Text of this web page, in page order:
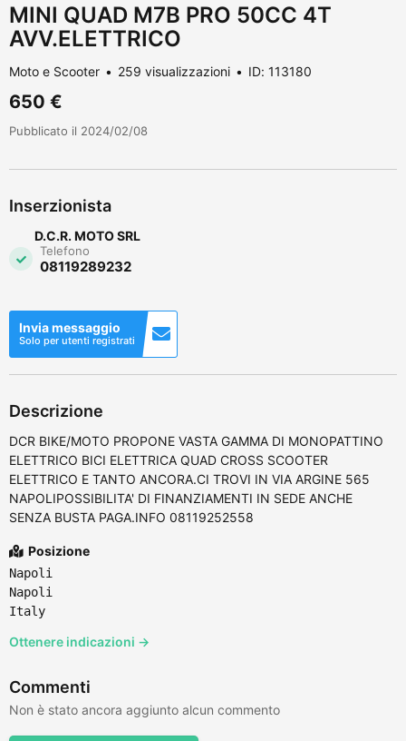
MINI QUAD M7B PRO 50CC 4T
AVV.ELETTRICO
Moto e Scooter 259 visualizzazioni ID: 113180
650 €
Pubblicato il 2024/02/08
Inserzionista
D.C.R. MOTO SRL
Telefono
08119289232
Invia messaggio
Solo per utenti registrati
Descrizione
DCR BIKE/MOTO PROPONE VASTA GAMMA DI MONOPATTINO
ELETTRICO BICI ELETTRICA QUAD CROSS SCOOTER
ELETTRICO E TANTO ANCORA.CI TROVI IN VIA ARGINE 565
NAPOLIPOSSIBILITA' DI FINANZIAMENTI IN SEDE ANCHE
SENZA BUSTA PAGA.INFO 08119252558
Posizione
Napoli
Napoli
Italy
Ottenere indicazioni →
Commenti
Non è stato ancora aggiunto alcun commento